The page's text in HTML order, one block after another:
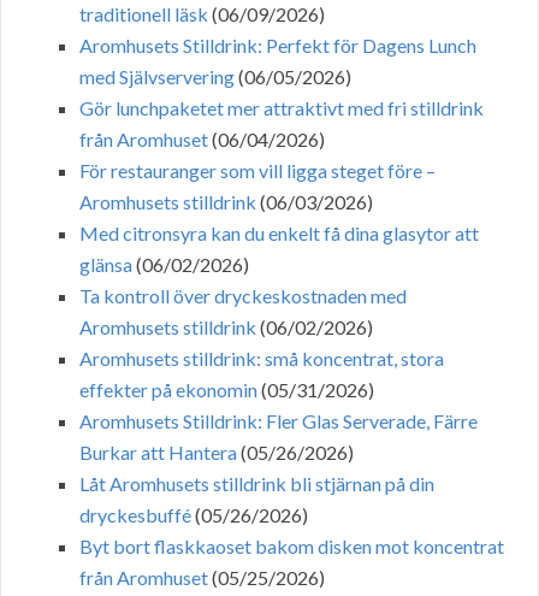
traditionell läsk (06/09/2026)
Aromhusets Stilldrink: Perfekt för Dagens Lunch
med Självservering(06/05/2026)
Gör lunchpaketet mer attraktivt med fri stilldrink
från Aromhuset(06/04/2026)
För restauranger som vill ligga steget före –
Aromhusets stilldrink (06/03/2026)
Med citronsyra kan du enkelt få dina glasytor att
glänsa(06/02/2026)
Ta kontroll över dryckeskostnaden med
Aromhusets stilldrink (06/02/2026)
Aromhusets stilldrink: små koncentrat, stora
effekter på ekonomin(05/31/2026)
Aromhusets Stilldrink: Fler Glas Serverade, Färre
Burkar att Hantera(05/26/2026)
Låt Aromhusets stilldrink bli stjärnan på din
dryckesbuffé(05/26/2026)
Byt bort flaskkaoset bakom disken mot koncentrat
från Aromhuset(05/25/2026)